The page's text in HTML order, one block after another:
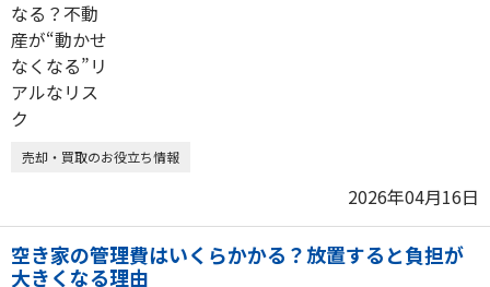
売却・買取のお役立ち情報
2026年04月16日
空き家の管理費はいくらかかる？放置すると負担が
大きくなる理由